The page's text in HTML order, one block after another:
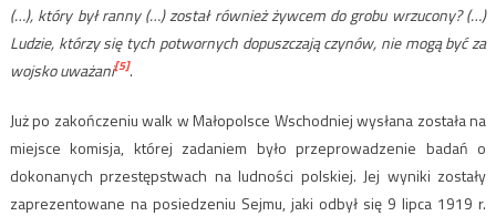
(…), który był ranny (…) został również żywcem do grobu wrzucony? (…)
Ludzie, którzy się tych potwornych dopuszczają czynów, nie mogą być za
wojsko uważani[5].
Już po zakończeniu walk w Małopolsce Wschodniej wysłana została na
miejsce komisja, której zadaniem było przeprowadzenie badań o
dokonanych przestępstwach na ludności polskiej. Jej wyniki zostały
zaprezentowane na posiedzeniu Sejmu, jaki odbył się 9 lipca 1919 r.